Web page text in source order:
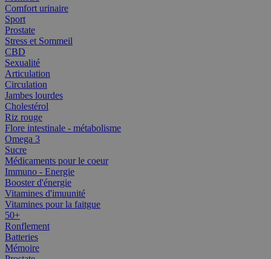
Comfort urinaire
Sport
Prostate
Stress et Sommeil
CBD
Sexualité
Articulation
Circulation
Jambes lourdes
Cholestérol
Riz rouge
Flore intestinale - métabolisme
Omega 3
Sucre
Médicaments pour le coeur
Immuno - Energie
Booster d'énergie
Vitamines d'imuunité
Vitamines pour la faitgue
50+
Ronflement
Batteries
Mémoire